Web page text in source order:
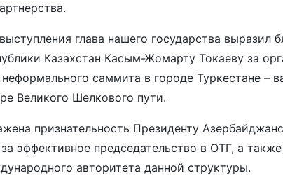
глава нашего государства выразил
Казахстан Касым-Жомарту Токаеву за
саммита в городе Туркестане –
Великого Шелкового пути.
признательность Президенту
эффективное председательство в ОТГ, а
авторитета данной структуры.